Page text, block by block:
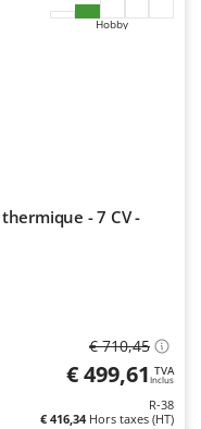
Hobby
- 7 CV -
€ 710,45
€ 499,61 TVA
Inclus
R-38
€ 416,34Hors taxes (HT)